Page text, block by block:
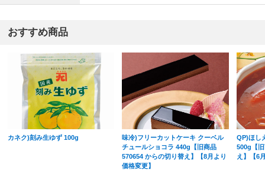
おすすめ商品
カネク)刻み生ゆず 100g
味冷)フリーカットケーキ クーベル
チュールショコラ 440g【旧商品
570654 からの切り替え】【8月より
価格変更】
QP)ほし
500g【
え】【6